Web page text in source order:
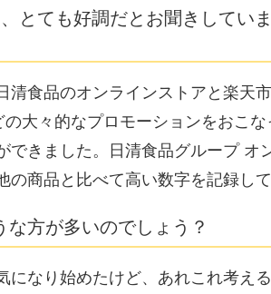
とても好調だとお聞きしてい
清食品のオンラインストアと楽天
の大々的なプロモーションをおこ
できました。日清食品グループ
の商品と比べて高い数字を記録して
な方が多いのでしょう？
になり始めたけど、あれこれ考